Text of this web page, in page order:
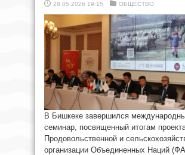
28.05.2026 19:15 ОБЩЕСТВО
В Бишкеке завершился
семинар, посвященный итогам
Продовольственной и
организации Объединенных Наций